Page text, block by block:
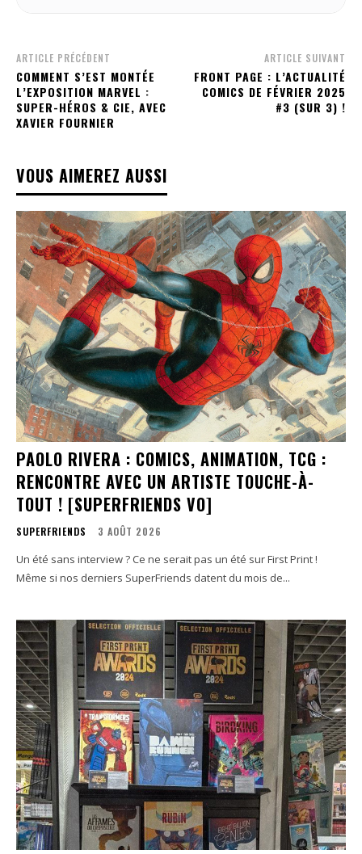
ARTICLE PRÉCÉDENT
COMMENT S’EST MONTÉE
L’EXPOSITION MARVEL :
SUPER-HÉROS & CIE, AVEC
XAVIER FOURNIER
ARTICLE SUIVANT
FRONT PAGE : L’ACTUALITÉ
COMICS DE FÉVRIER 2025
#3 (SUR 3) !
VOUS AIMEREZ AUSSI
PAOLO RIVERA : COMICS, ANIMATION, TCG :
RENCONTRE AVEC UN ARTISTE TOUCHE-À-
TOUT ! [SUPERFRIENDS VO]
SUPERFRIENDS 3 AOÛT 2026
Un été sans interview ? Ce ne serait pas un été sur First Print !
Même si nos derniers SuperFriends datent du mois de...